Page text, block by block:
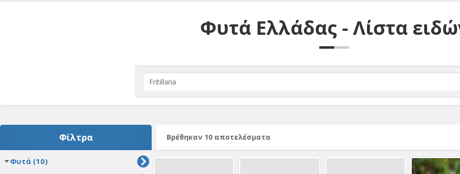
Φυτά Ελλάδας - Λίστα
Φίλτρα
Φυτά (10)
Βρέθηκαν 10 αποτελέσματα